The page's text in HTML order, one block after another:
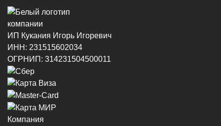
ИП Кукания Игорь Игоревич
ИНН: 231515602034
ОГРНИП: 314231504500011
Компания